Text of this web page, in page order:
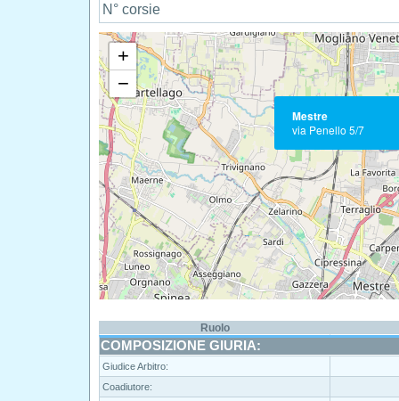
N° corsie
Mestre
via Penello 5/7
+
−
Ruolo
COMPOSIZIONE GIURIA:
Giudice Arbitro:
Coadiutore: